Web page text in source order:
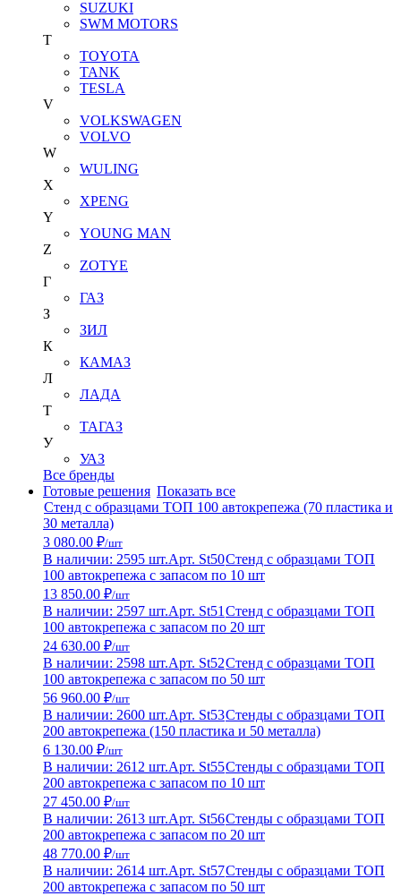
SUZUKI
SWM MOTORS
T
TOYOTA
TANK
TESLA
V
VOLKSWAGEN
VOLVO
W
WULING
X
XPENG
Y
YOUNG MAN
Z
ZOTYE
Г
ГАЗ
З
ЗИЛ
К
КАМАЗ
Л
ЛАДА
Т
ТАГАЗ
У
УАЗ
Все бренды
Готовые решения Показать все
Стенд с образцами ТОП 100 автокрепежа (70 пластика и
30 металла)
3 080.00 ₽/шт
В наличии: 2595 шт.Арт. St50Стенд с образцами ТОП
100 автокрепежа с запасом по 10 шт
13 850.00 ₽/шт
В наличии: 2597 шт.Арт. St51 Стенд с образцами ТОП
100 автокрепежа с запасом по 20 шт
24 630.00 ₽/шт
В наличии: 2598 шт.Арт. St52Стенд с образцами ТОП
100 автокрепежа с запасом по 50 шт
56 960.00 ₽/шт
В наличии: 2600 шт.Арт. St53Стенды с образцами ТОП
200 автокрепежа (150 пластика и 50 металла)
6 130.00 ₽/шт
В наличии: 2612 шт.Арт. St55Стенды с образцами ТОП
200 автокрепежа с запасом по 10 шт
27 450.00 ₽/шт
В наличии: 2613 шт.Арт. St56Стенды с образцами ТОП
200 автокрепежа с запасом по 20 шт
48 770.00 ₽/шт
В наличии: 2614 шт.Арт. St57Стенды с образцами ТОП
200 автокрепежа с запасом по 50 шт